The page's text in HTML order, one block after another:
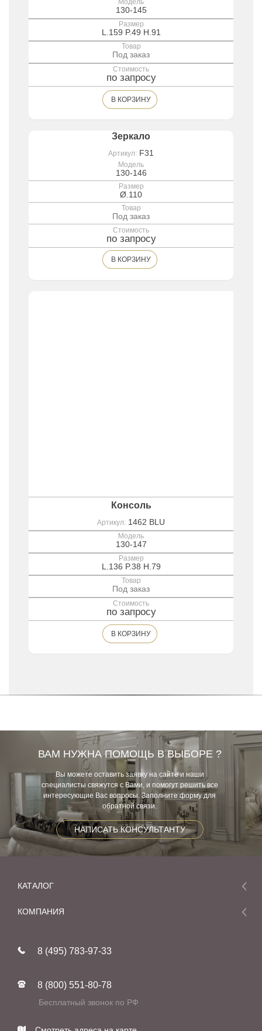
Модель
130-145
Размер
L.159 P.49 H.91
Товар
Под заказ
Стоимость
по запросу
В КОРЗИНУ
Зеркало
Артикул: F31
Модель
130-146
Размер
Ø.110
Товар
Под заказ
Стоимость
по запросу
В КОРЗИНУ
Консоль
Артикул: 1462 BLU
Модель
130-147
Размер
L.136 P.38 H.79
Товар
Под заказ
Стоимость
по запросу
В КОРЗИНУ
ВАМ НУЖНА ПОМОЩЬ В ВЫБОРЕ ?
Вы можете оставить заявку на сайте и наши
специалисты свяжутся с Вами, и помогут решить все
интересующие Вас вопросы. Заполните форму для
обратной связи.
НАПИСАТЬ КОНСУЛЬТАНТУ
КАТАЛОГ
Мебель
Новинки
Фабрики
КОМПАНИЯ
Реставрация
Контакты
8 (495) 783-97-33
8 (800) 551-80-78
Бесплатный звонок по РФ